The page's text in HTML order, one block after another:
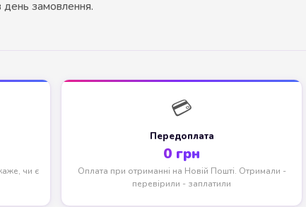
NERO
Гуцульскі
Italian Blend 821
день замовлення.
чи є
💳
Передоплата
0 грн
Оплата при отриманні на Новій Пошті. Отримали -
перевірили - заплатили